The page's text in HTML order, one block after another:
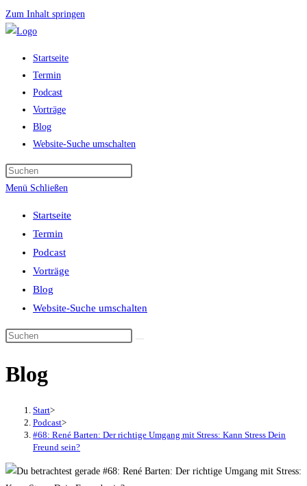
Zum Inhalt springen
Startseite
Termin
Podcast
Vorträge
Blog
Website-Suche umschalten
Menü Schließen
Startseite
Termin
Podcast
Vorträge
Blog
Website-Suche umschalten
Blog
Start>
Podcast>
#68: René Barten: Der richtige Umgang mit Stress: Kann Stress Dein
Freund sein?